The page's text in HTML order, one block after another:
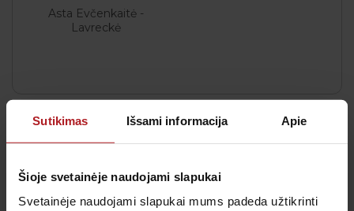
Sutikimas Išsami informacija Apie
Šioje svetainėje naudojami slapukai
Svetainėje naudojami slapukai mums padeda užtikrinti
Asta Evčenkaitė -
Lavreckė
Gauk naujienas pirmas
Kas kiek laiko būtina profilaktiškai tikrintis sveikatą?